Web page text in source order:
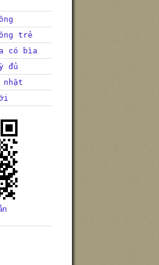
trẻ
có bìa
đủ
nhật